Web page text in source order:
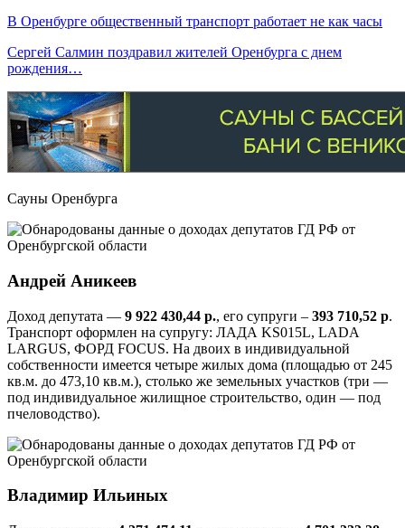
В Оренбурге общественный транспорт работает не как часы
Сергей Салмин поздравил жителей Оренбурга с днем
рождения…
Сауны Оренбурга
Андрей Аникеев
Доход депутата — 9 922 430,44 р., его супруги – 393 710,52 р.
Транспорт оформлен на супругу: ЛАДА KS015L, LADA
LARGUS, ФОРД FOCUS. На двоих в индивидуальной
собственности имеется четыре жилых дома (площадью от 245
кв.м. до 473,10 кв.м.), столько же земельных участков (три —
под индивидуальное жилищное строительство, один — под
пчеловодство).
Владимир Ильиных